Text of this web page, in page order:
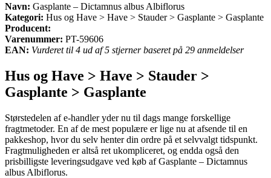
Navn: Gasplante – Dictamnus albus Albiflorus
Kategori: Hus og Have > Have > Stauder > Gasplante > Gasplante
Producent:
Varenummer: PT-59606
EAN: Vurderet til 4 ud af 5 stjerner baseret på 29 anmeldelser
Hus og Have > Have > Stauder >
Gasplante > Gasplante
Størstedelen af e-handler yder nu til dags mange forskellige
fragtmetoder. En af de mest populære er lige nu at afsende til en
pakkeshop, hvor du selv henter din ordre på et selvvalgt tidspunkt.
Fragtmuligheden er altså ret ukompliceret, og endda også den
prisbilligste leveringsudgave ved køb af Gasplante – Dictamnus
albus Albiflorus.